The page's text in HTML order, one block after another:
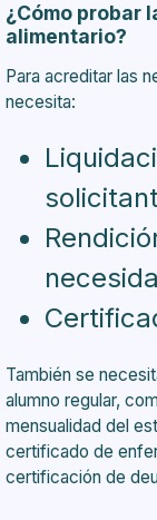
¿Cómo probar
alimentario?
Para acreditar las
necesita:
También se
alumno regular,
mensualidad del
certificado de
certificación de